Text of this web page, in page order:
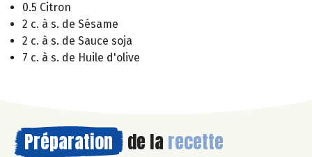
0.5 Citron
2 c. à s. de Sésame
2 c. à s. de Sauce soja
7 c. à s. de Huile d'olive
Préparation de la recette